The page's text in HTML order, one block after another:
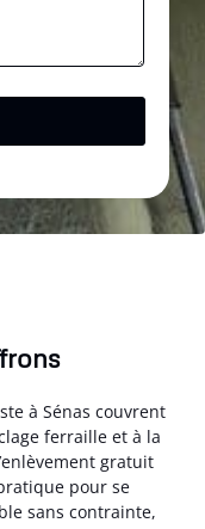
à Sénas couvrent
ferraille et à la
gratuit
pour se
sans contrainte,